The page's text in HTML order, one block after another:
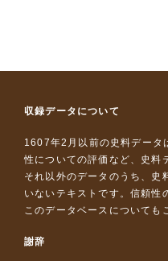
収録データについて
1607年2月以前の史料データ
性についての評価など、史料
それ以外のデータのうち、史
いないテキストです。信頼性
このデータベースについて も
謝辞